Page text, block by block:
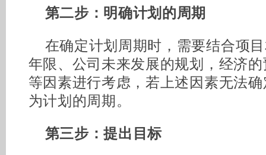
第二步：明确计划的周期
在确定计划周期时，需要结合项
年限、公司未来发展的规划，经济
等因素进行考虑，若上述因素无法
为计划的周期。
第三步：提出目标